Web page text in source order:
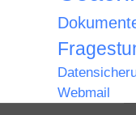
Webmail